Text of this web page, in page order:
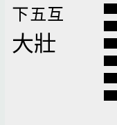
下五互
大壯